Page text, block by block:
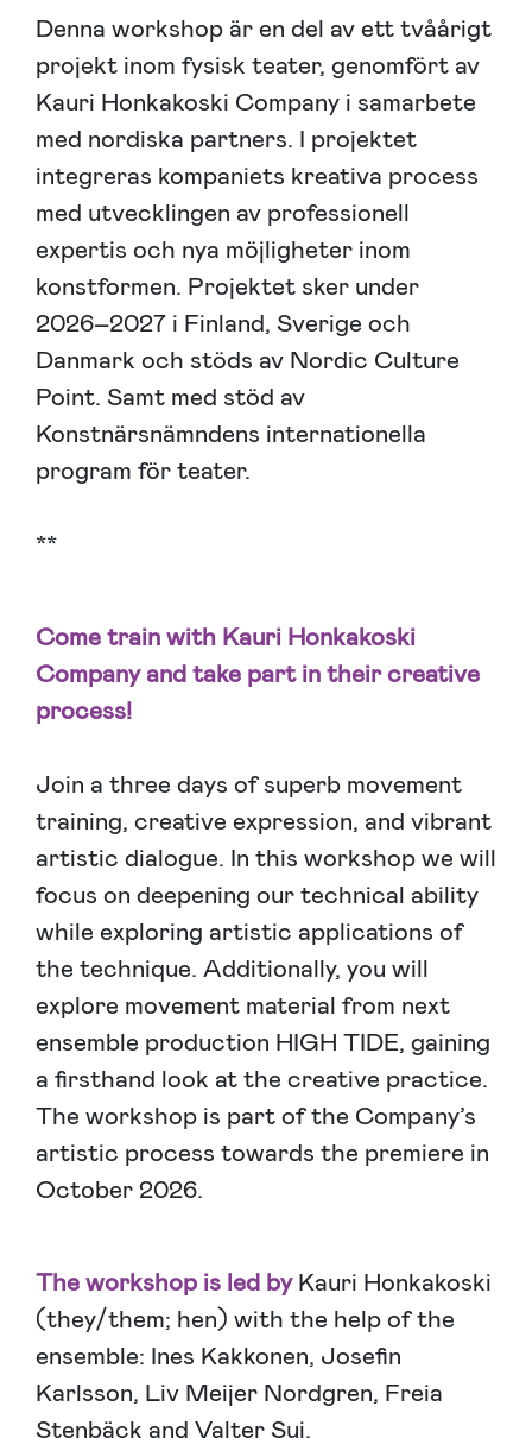
Denna workshop är en del av ett tvåårigt
projekt inom fysisk teater, genomfört av
Kauri Honkakoski Company i samarbete
med nordiska partners. I projektet
integreras kompaniets kreativa process
med utvecklingen av professionell
expertis och nya möjligheter inom
konstformen. Projektet sker under
2026–2027 i Finland, Sverige och
Danmark och stöds av Nordic Culture
Point. Samt med stöd av
Konstnärsnämndens internationella
program för teater.
**
Come train with Kauri Honkakoski
Company and take part in their creative
process!
Join a three days of superb movement
training, creative expression, and vibrant
artistic dialogue. In this workshop we will
focus on deepening our technical ability
while exploring artistic applications of
the technique. Additionally, you will
explore movement material from next
ensemble production HIGH TIDE, gaining
a firsthand look at the creative practice.
The workshop is part of the Company’s
artistic process towards the premiere in
October 2026.
The workshop is led byKauri Honkakoski
(they/them; hen) with the help of the
ensemble: Ines Kakkonen, Josefin
Karlsson, Liv Meijer Nordgren, Freia
Stenbäck and Valter Sui.